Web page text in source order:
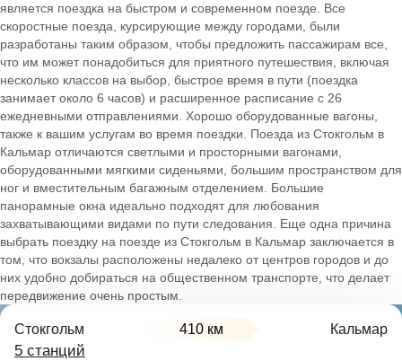
является поездка на быстром и современном поезде. Все
скоростные поезда, курсирующие между городами, были
разработаны таким образом, чтобы предложить пассажирам все,
что им может понадобиться для приятного путешествия, включая
несколько классов на выбор, быстрое время в пути (поездка
занимает около 6 часов) и расширенное расписание с 26
ежедневными отправлениями. Хорошо оборудованные вагоны,
также к вашим услугам во время поездки. Поезда из Стокгольм в
Кальмар отличаются светлыми и просторными вагонами,
оборудованными мягкими сиденьями, большим пространством для
ног и вместительным багажным отделением. Большие
панорамные окна идеально подходят для любования
захватывающими видами по пути следования. Еще одна причина
выбрать поездку на поезде из Стокгольм в Кальмар заключается в
том, что вокзалы расположены недалеко от центров городов и до
них удобно добираться на общественном транспорте, что делает
передвижение очень простым.
Стокгольм 410 км Кальмар
5 станций